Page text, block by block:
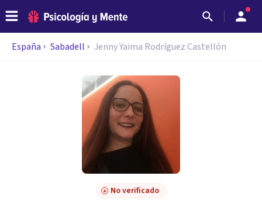
España Sabadell Jenny Yaima Rodríguez Castellón
No verificado